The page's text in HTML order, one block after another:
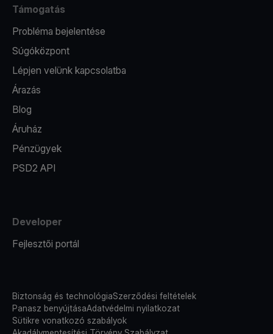
Támogatás
Probléma bejelentése
Súgóközpont
Lépjen velünk kapcsolatba
Árazás
Blog
Áruház
Pénzügyek
PSD2 API
Developer
Fejlesztői portál
Biztonság és technológiaSzerződési feltételek
Panasz benyújtásaAdatvédelmi nyilatkozat
Sütikre vonatkozó szabályok